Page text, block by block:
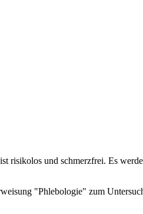
risikolos und schmerzfrei. Es
"Phlebologie" zum